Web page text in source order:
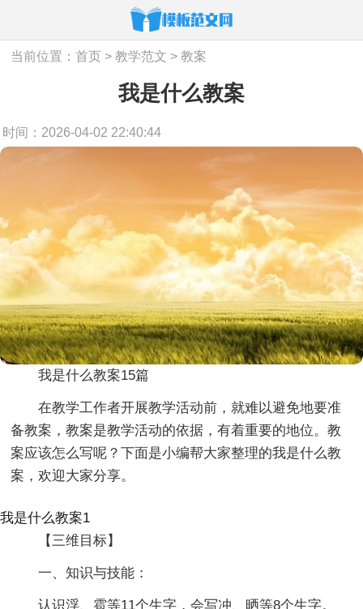
当前位置：首页 >教学范文 >教案
我是什么教案
时间：2026-04-02 22:40:44
我是什么教案15篇
在教学工作者开展教学活动前，就难以避免地要准
备教案，教案是教学活动的依据，有着重要的地位。教
案应该怎么写呢？下面是小编帮大家整理的我是什么教
案，欢迎大家分享。
我是什么教案1
【三维目标】
一、知识与技能：
认识浮、雹等11个生字，会写冲、晒等8个生字。